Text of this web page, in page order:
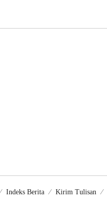
Indeks Berita Kirim Tulisan